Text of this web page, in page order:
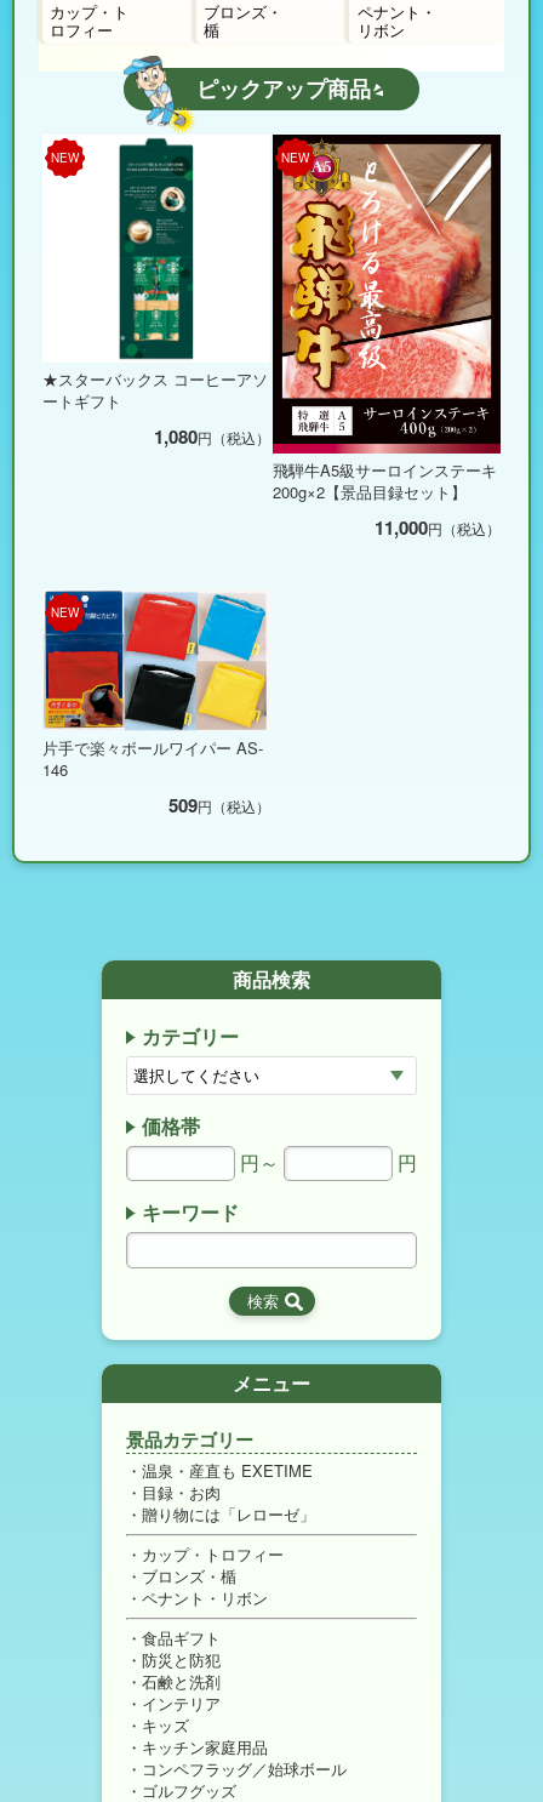
カップ・ト
ロフィー
ブロンズ・
楯
ペナント・
リボン
ピックアップ商品
NEW
★スターバックス コーヒーアソ
ートギフト
1,080円（税込）
NEW
飛騨牛A5級サーロインステーキ
200g×2【景品目録セット】
11,000円（税込）
NEW
片手で楽々ボールワイパー AS-
146
509円（税込）
商品検索
カテゴリー
価格帯
円～
円
キーワード
メニュー
景品カテゴリー
温泉・産直も EXETIME
目録・お肉
贈り物には「レローゼ」
カップ・トロフィー
ブロンズ・楯
ペナント・リボン
食品ギフト
防災と防犯
石鹸と洗剤
インテリア
キッズ
キッチン家庭用品
コンペフラッグ／始球ボール
ゴルフグッズ